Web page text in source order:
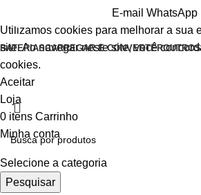
BATERIASCARREGAR E CONVERTEROUTROS
E-mail WhatsApp
Utilizamos cookies para melhorar a sua
site. Ao navegar neste site, você
cookies.
Aceitar
Selecione a categoria
Pesquisar
Loja
0 itens Carrinho
Minha conta